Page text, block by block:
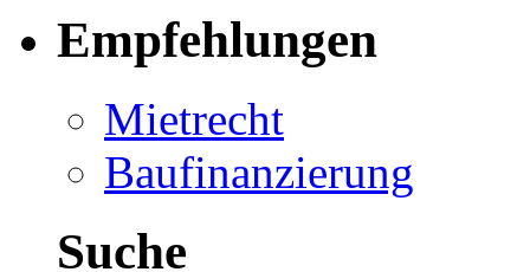
Empfehlungen
Mietrecht
Baufinanzierung
Suche